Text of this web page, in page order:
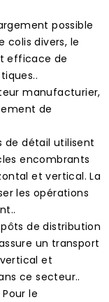
possible
colis divers, le
efficace de
manufacturier,
de
de détail utilisent
encombrants
et vertical. La
les opérations
de distribution
un transport
et
ce secteur..
le